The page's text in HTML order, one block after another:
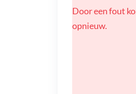
Door een fout
opnieuw.